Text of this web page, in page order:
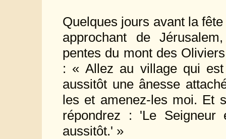
Quelques jours avant la
approchant de
pentes du mont des
: « Allez au village qui
aussitôt une ânesse
les et amenez-les moi. Et
répondrez : 'Le
aussitôt.' »